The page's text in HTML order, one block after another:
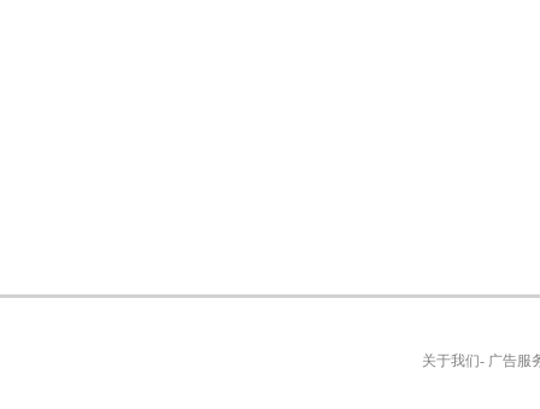
关于我们- 广告服